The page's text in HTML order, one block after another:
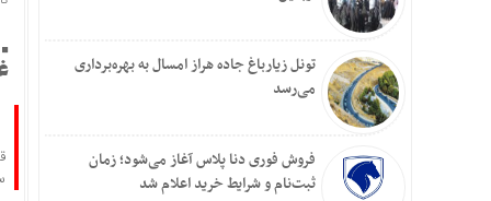
تونل زیارباغ جاده هراز امسال به بهره‌برداری
می‌رسد
فروش فوری دنا پلاس آغاز می‌شود؛ زمان
ثبت‌نام و شرایط خرید اعلام شد